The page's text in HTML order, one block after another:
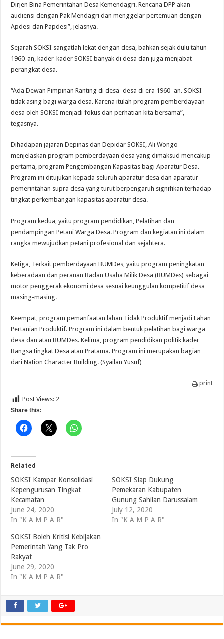
Dirjen Bina Pemerintahan Desa Kemendagri. Rencana DPP akan
audiensi dengan Pak Mendagri dan menggelar pertemuan dengan
Apdesi dan Papdesi”, jelasnya.
Sejarah SOKSI sangatlah lekat dengan desa, bahkan sejak dulu tahun
1960-an, kader-kader SOKSI banyak di desa dan juga menjabat
perangkat desa.
“Ada Dewan Pimpinan Ranting di desa–desa di era 1960–an. SOKSI
tidak asing bagi warga desa. Karena itulah program pemberdayaan
desa oleh SOKSI menjadi fokus dan perhatian kita bersama”,
tegasnya.
Dihadapan jajaran Depinas dan Depidar SOKSI, Ali Wongo
menjelaskan program pemberdayaan desa yang dimaksud mencakup
pertama, program Pengembangan Kapasitas bagi Aparatur Desa.
Program ini ditujukan kepada seluruh aparatur desa dan aparatur
pemerintahan supra desa yang turut berpengaruh signifikan terhadap
tingkat perkembangan kapasitas aparatur desa.
Program kedua, yaitu program pendidikan, Pelatihan dan
pendampingan Petani Warga Desa. Program dan kegiatan ini dalam
rangka mewujudkan petani profesional dan sejahtera.
Ketiga, Terkait pemberdayaan BUMDes, yaitu program peningkatan
keberadaan dan peranan Badan Usaha Milik Desa (BUMDes) sebagai
motor penggerak ekonomi desa sesuai keunggulan kompetitif desa
masing-masing.
Keempat, program pemanfaatan lahan Tidak Produktif menjadi Lahan
Pertanian Produktif. Program ini dalam bentuk pelatihan bagi warga
desa dan atau BUMDes. Kelima, program pendidikan politik kader
Bangsa tingkat Desa atau Pratama. Program ini merupakan bagian
dari Nation Character Building. (Syailan Yusuf)
print
Post Views: 2
Share this:
Related
SOKSI Kampar Konsolidasi
Kepengurusan Tingkat
Kecamatan
June 24, 2020
In "K A M P A R"
SOKSI Siap Dukung
Pemekaran Kabupaten
Gunung Sahilan Darussalam
July 12, 2020
In "K A M P A R"
SOKSI Boleh Kritisi Kebijakan
Pemerintah Yang Tak Pro
Rakyat
June 29, 2020
In "K A M P A R"